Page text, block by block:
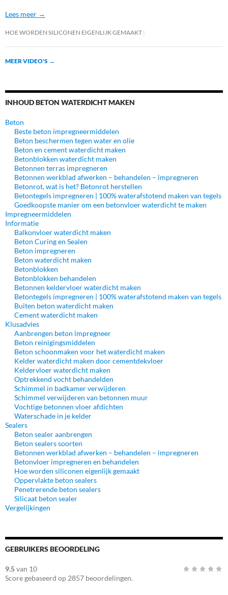
Lees meer →
HOE WORDEN SILICONEN EIGENLIJK GEMAAKT
MEER VIDEO'S →
INHOUD BETON WATERDICHT MAKEN
Beton
Beste beton impregneermiddelen
Beton beschermen tegen water en olie
Beton en cement waterdicht maken
Betonblokken waterdicht maken
Betonnen terras impregneren
Betonnen werkblad afwerken – behandelen – impregneren
Betonrot, wat is het? Betonrot herstellen
Betontegels impregneren | 100% waterafstotend maken van tegels
Goedkoopste manier om een betonvloer waterdicht te maken
Impregneermiddelen
Informatie
Balkonvloer waterdicht maken
Beton Curing en Sealen
Beton impregneren
Beton waterdicht maken
Betonblokken
Betonblokken behandelen
Betonnen keldervloer waterdicht maken
Betontegels impregneren | 100% waterafstotend maken van tegels
Buiten beton waterdicht maken
Cement waterdicht maken
Klusadvies
Aanbrengen beton impregneer
Beton reinigingsmiddelen
Beton schoonmaken voor het waterdicht maken
Kelder waterdicht maken door cementdekvloer
Keldervloer waterdicht maken
Optrekkend vocht behandelden
Schimmel in badkamer verwijderen
Schimmel verwijderen van betonnen muur
Vochtige betonnen vloer afdichten
Waterschade in je kelder
Sealers
Beton sealer aanbrengen
Beton sealers soorten
Betonnen werkblad afwerken – behandelen – impregneren
Betonvloer impregneren en behandelen
Hoe worden siliconen eigenlijk gemaakt
Oppervlakte beton sealers
Penetrerende beton sealers
Silicaat beton sealer
Vergelijkingen
GEBRUIKERS BEOORDELING
9.5van 10
Score gebaseerd op 2857 beoordelingen.